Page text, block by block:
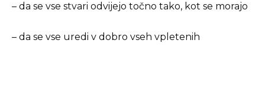
– da se vse stvari odvijejo točno tako, kot se morajo
– da se vse uredi v dobro vseh vpletenih